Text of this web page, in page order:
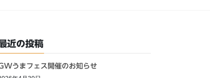
近の投稿
うまフェス開催のお知らせ